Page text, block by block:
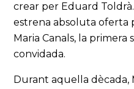
crear per Eduard
estrena absoluta oferta
Maria Canals, la primera
convidada.
Durant aquella dècada,